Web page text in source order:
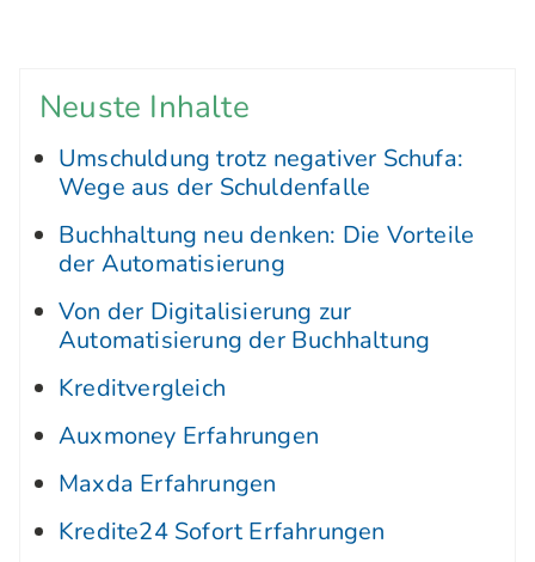
Neuste Inhalte
Umschuldung trotz negativer Schufa:
Wege aus der Schuldenfalle
Buchhaltung neu denken: Die Vorteile
der Automatisierung
Von der Digitalisierung zur
Automatisierung der Buchhaltung
Kreditvergleich
Auxmoney Erfahrungen
Maxda Erfahrungen
Kredite24 Sofort Erfahrungen